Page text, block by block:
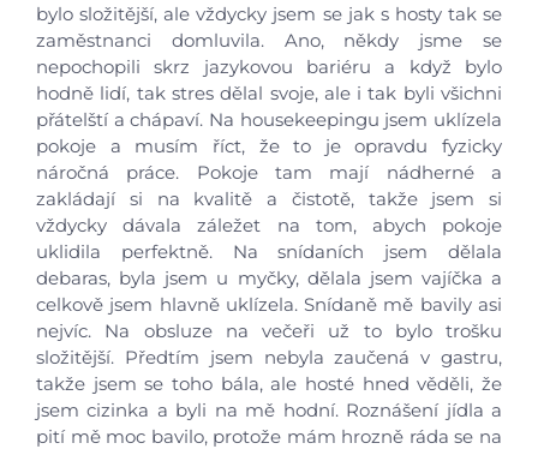
bylo složitější, ale vždycky jsem se jak s hosty tak se
zaměstnanci domluvila. Ano, někdy jsme se
nepochopili skrz jazykovou bariéru a když bylo
hodně lidí, tak stres dělal svoje, ale i tak byli všichni
přátelští a chápaví. Na housekeepingu jsem uklízela
pokoje a musím říct, že to je opravdu fyzicky
náročná práce. Pokoje tam mají nádherné a
zakládají si na kvalitě a čistotě, takže jsem si
vždycky dávala záležet na tom, abych pokoje
uklidila perfektně. Na snídaních jsem dělala
debaras, byla jsem u myčky, dělala jsem vajíčka a
celkově jsem hlavně uklízela. Snídaně mě bavily asi
nejvíc. Na obsluze na večeři už to bylo trošku
složitější. Předtím jsem nebyla zaučená v gastru,
takže jsem se toho bála, ale hosté hned věděli, že
jsem cizinka a byli na mě hodní. Roznášení jídla a
pití mě moc bavilo, protože mám hrozně ráda se na